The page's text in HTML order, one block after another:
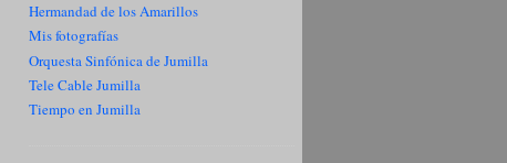
Hermandad de los Amarillos
Mis fotografías
Orquesta Sinfónica de Jumilla
Tele Cable Jumilla
Tiempo en Jumilla